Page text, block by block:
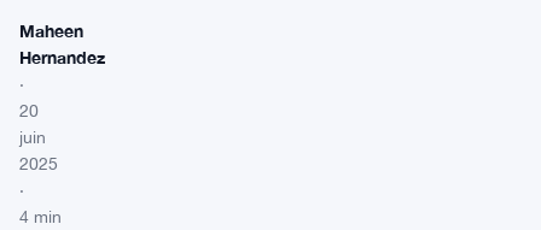
Maheen
Hernandez
·
20
juin
2025
·
4 min